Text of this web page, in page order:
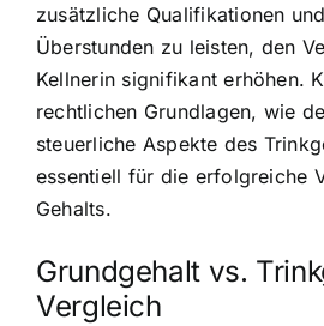
zusätzliche Qualifikationen
Überstunden zu leisten, den
Kellnerin signifikant erhöhen.
rechtlichen Grundlagen, wie
steuerliche Aspekte des
essentiell für die erfolgreiche
Gehalts.
Grundgehalt vs.
Vergleich